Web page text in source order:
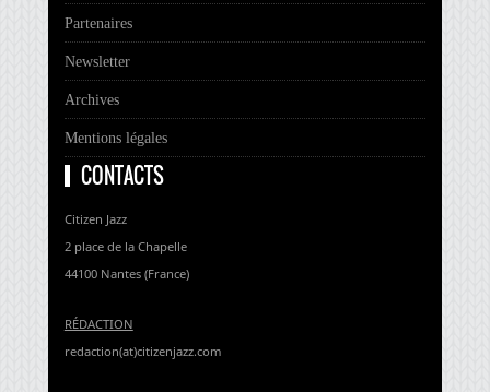
Partenaires
Newsletter
Archives
Mentions légales
CONTACTS
Citizen Jazz
2 place de la Chapelle
44100 Nantes (France)
RÉDACTION
redaction(at)citizenjazz.com